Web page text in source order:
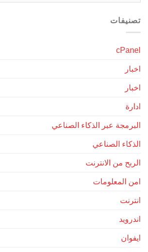
تصنيفات
cPanel
اخبار
اخبار
ادارة
البرمجة عبر الذكاء الصناعي
الذكاء الصناعي
الربح من الانترنت
امن المعلومات
انترنت
اندرويد
ايفوان